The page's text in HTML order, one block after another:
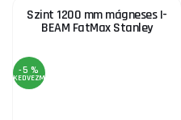
Szint 1200 mm mágneses I-
BEAM FatMax Stanley
-5 %
KEDVEZMÉNY